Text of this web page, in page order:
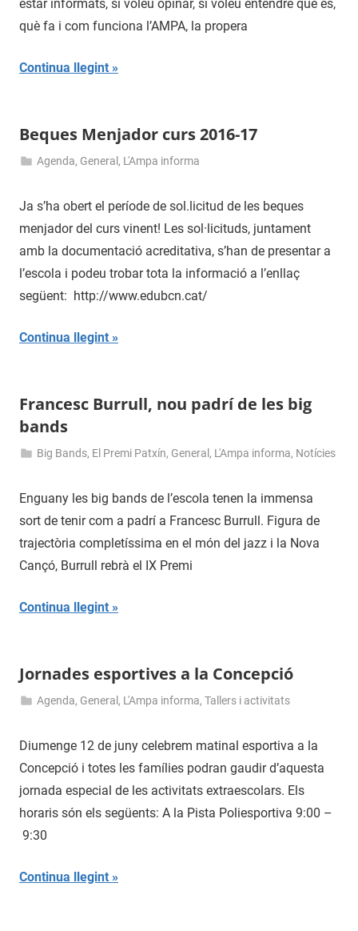
2016
estar informats, si voleu opinar, si voleu entendre què és,
què fa i com funciona l’AMPA, la propera
Continua llegint
Beques Menjador curs 2016-17
de
2016
Agenda, General , L'Ampa informa
Ja s’ha obert el període de sol.licitud de les beques
menjador del curs vinent! Les sol·licituds, juntament
amb la documentació acreditativa, s’han de presentar a
l’escola i podeu trobar tota la informació a l’enllaç
següent: http://www.edubcn.cat/
Continua llegint
Francesc Burrull, nou padrí de les big
bands
de
2016
Big Bands, El Premi Patxín, General , L'Ampa informa, Notícies
Enguany les big bands de l’escola tenen la immensa
sort de tenir com a padrí a Francesc Burrull. Figura de
trajectòria completíssima en el món del jazz i la Nova
Cançó, Burrull rebrà el IX Premi
Continua llegint
Jornades esportives a la Concepció
de
2016
Agenda, General , L'Ampa informa,Tallers i activitats
Diumenge 12 de juny celebrem matinal esportiva a la
Concepció i totes les famílies podran gaudir d’aquesta
jornada especial de les activitats extraescolars. Els
horaris són els següents: A la Pista Poliesportiva 9:00 –
9:30
Continua llegint